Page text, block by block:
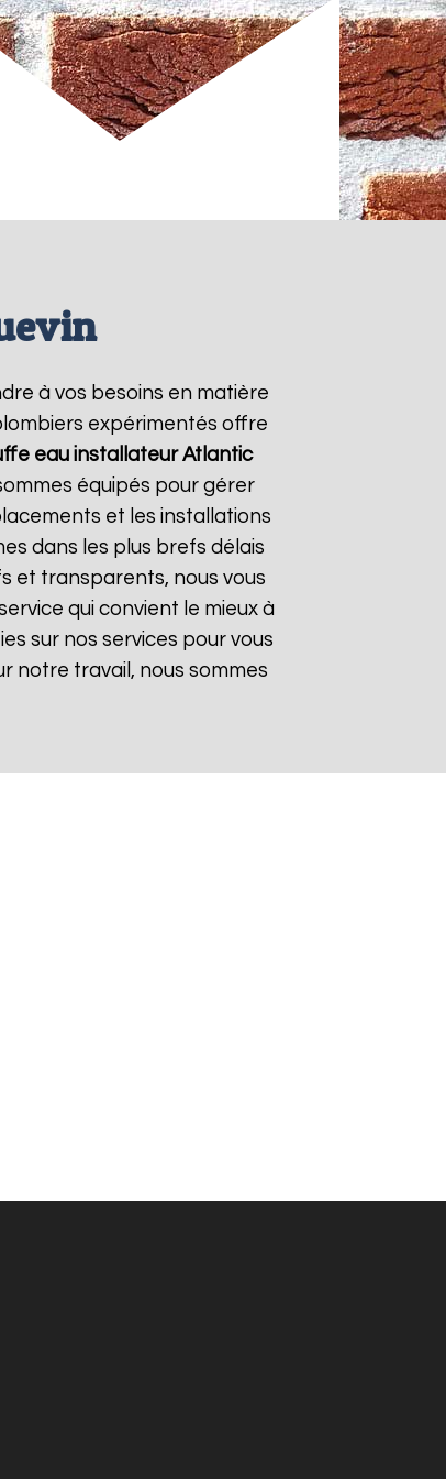
à vos besoins en matière
expérimentés offre
eau installateur Atlantic
équipés pour gérer
et les installations
dans les plus brefs délais
et transparents, nous vous
qui convient le mieux à
sur nos services pour vous
notre travail, nous sommes